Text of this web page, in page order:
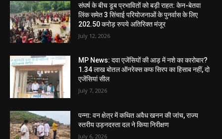
संघर्ष के बीच डूब प्रभावितों को बड़ी राहत: केन-बेतवा
लिंक समेत 3 सिंचाई परियोजनाओं के पुनर्वास के लिए
202.50 करोड़ रुपये अतिरिक्त मंजूर
July 12, 2026
MP News: दवा एजेंसियों की आड़ में नशे का कारोबार?
1.34 लाख बोतल ऑनरेक्स कफ सिरप का हिसाब नहीं, दो
एजेंसियां सील
July 7, 2026
पन्ना: वन क्षेत्र में कथित अवैध खनन की जांच, राज्य
स्तरीय उड़नदस्ता दल ने किया निरीक्षण
July 6, 2026